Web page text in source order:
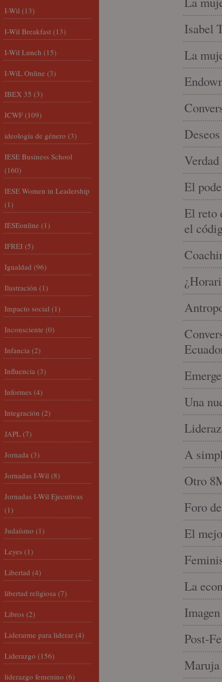
Isabel
La
El
El reto
el
Una
A
Otro
Foro
El
La
Post-
Maruja
I-Wil (13)
I-Wil Breakfast (13)
I-Wil Lunch (15)
I-WiL Online (3)
IBEX 35 (3)
ICWF (109)
ideología de género (3)
IESE Business School
(160)
IESE Women in Leadership
(1)
IESEonline (1)
IFREI (5)
Igualdad (96)
Ilustración (1)
Impacto social (1)
Inconsciente (0)
Infancia (2)
Influencia (3)
Informes (4)
Integración (2)
JAPL (7)
Jornada (3)
Jornadas I-Wil (8)
Jornadas I-Wil Ejecutivas
(1)
Judaísmo (1)
Leyes (1)
Libertad (4)
libertad religiosa (7)
Libros (2)
Liderarme para liderar (4)
Liderazgo (156)
liderazgo femenino (6)